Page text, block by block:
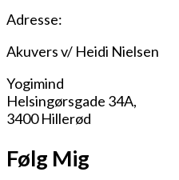
Adresse:
Akuvers v/ Heidi Nielsen
Yogimind
Helsingørsgade 34A,
3400 Hillerød
Følg Mig